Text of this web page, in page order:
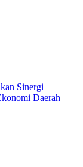
Sinergi
Daerah